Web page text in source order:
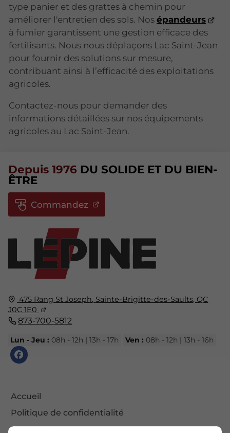
type panier et des grattes à chemin pour
améliorer l'entretien des sols. Nos épandeurs
à fumier garantissent une gestion efficace des
fertilisants. Nous nous déplaçons Lac Saint-Jean
pour fournir des solutions sur mesure,
contribuant ainsi à l’efficacité des exploitations
agricoles.
Contactez-nous pour demander des
informations détaillées sur nos équipements
agricoles au Lac Saint-Jean.
475 Rang St Joseph, Sainte-Brigitte-des-Saults, QC
J0C 1E0
873-700-5812
Lun - Jeu : 08h - 12h | 13h - 17h Ven : 08h - 12h | 13h - 16h
Accueil
Politique de confidentialité
Plan du site
Depuis 1976 DU SOLIDE ET DU BIEN-
ÊTRE
Commandez